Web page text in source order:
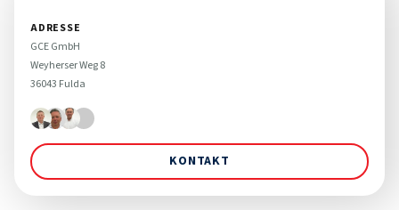
ADRESSE
GCE GmbH
Weyherser Weg 8
36043 Fulda
KONTAKT